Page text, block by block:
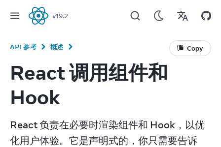
React
v19.2
API 参考 概述 Copy
React 调用组件和
Hook
React 负责在必要时渲染组件和 Hook，以优
化用户体验。它是声明式的，你只需要告诉